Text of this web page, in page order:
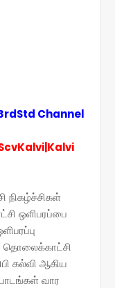
Channel
நிகழ்ச்சிகள்
ஒளிபரப்பை
தொலைக்காட்சி
கல்வி ஆகிய
வார